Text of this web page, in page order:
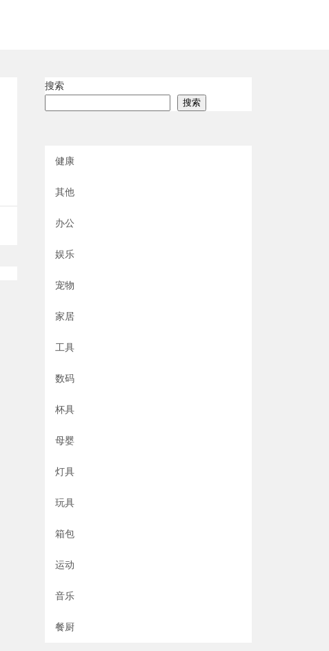
搜索
搜索
健康
其他
办公
娱乐
宠物
家居
工具
数码
杯具
母婴
灯具
玩具
箱包
运动
音乐
餐厨